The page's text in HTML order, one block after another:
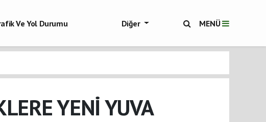
Ve Yol Durumu
Diğer MENÜ
YENİ YUVA